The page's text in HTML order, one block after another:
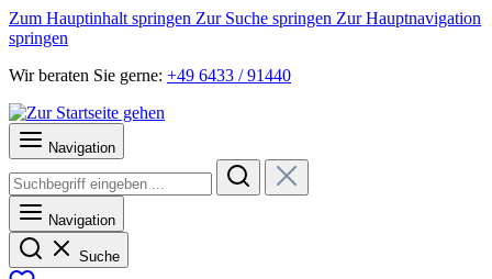
Zum Hauptinhalt springen Zur Suche springen Zur Hauptnavigation
springen
Wir beraten Sie gerne: +49 6433 / 91440
Navigation
Navigation
Suche